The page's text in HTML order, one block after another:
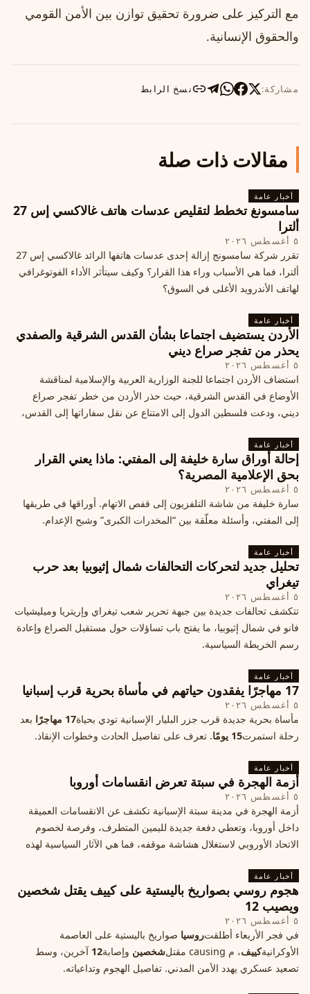
مع التركيز على ضرورة تحقيق توازن بين الأمن القومي
والحقوق الإنسانية.
مشاركة: نسخ الرابط
مقالات ذات صلة
أخبار عامة
سامسونغ تخطط لتقليص عدسات هاتف غالاكسي إس 27
ألترا
٥ أغسطس ٢٠٢٦
تقرر شركة سامسونج إزالة إحدى عدسات هاتفها الرائد غالاكسي إس 27
ألترا، فما هي الأسباب وراء هذا القرار؟ وكيف سيتأثر الأداء الفوتوغرافي
لهاتف الأندرويد الأغلى في السوق؟
أخبار عامة
الأردن يستضيف اجتماعا بشأن القدس الشرقية والصفدي
يحذر من تفجر صراع ديني
٥ أغسطس ٢٠٢٦
استضاف الأردن اجتماعا للجنة الوزارية العربية والإسلامية لمناقشة
الأوضاع في القدس الشرقية، حيث حذر الأردن من خطر تفجر صراع
ديني، ودعت فلسطين الدول إلى الامتناع عن نقل سفاراتها إلى القدس،
أخبار عامة
إحالة أوراق سارة خليفة إلى المفتي: ماذا يعني القرار
بحق الإعلامية المصرية؟
٥ أغسطس ٢٠٢٦
سارة خليفة من شاشة التلفزيون إلى قفص الاتهام. أوراقها في طريقها
إلى المفتي، وأسئلة معلّقة بين “المخدرات الكبرى” وشبح الإعدام.
أخبار عامة
تحليل جديد لتحركات التحالفات شمال إثيوبيا بعد حرب
تيغراي
٥ أغسطس ٢٠٢٦
تتكشف تحالفات جديدة بين جبهة تحرير شعب تيغراي وإريتريا وميليشيات
فانو في شمال إثيوبيا، ما يفتح باب تساؤلات حول مستقبل الصراع وإعادة
رسم الخريطة السياسية.
أخبار عامة
17 مهاجرًا يفقدون حياتهم في مأساة بحرية قرب إسبانيا
٥ أغسطس ٢٠٢٦
مأساة بحرية جديدة قرب جزر البليار الإسبانية تودي بحياة17 مهاجرًا
بعد
رحلة استمرت15 يومًا . تعرف على تفاصيل الحادث وخطوات الإنقاذ.
أخبار عامة
أزمة الهجرة في سبتة تعرض انقسامات أوروبا
٥ أغسطس ٢٠٢٦
أزمة الهجرة في مدينة سبتة الإسبانية تكشف عن الانقسامات العميقة
داخل أوروبا، وتعطي دفعة جديدة لليمين المتطرف، وفرصة لخصوم
الاتحاد الأوروبي لاستغلال هشاشة موقفه، فما هي الآثار السياسية لهذه
أخبار عامة
هجوم روسي بصواريخ باليستية على كييف يقتل شخصين
ويصيب 12
٥ أغسطس ٢٠٢٦
في فجر الأربعاء أطلقتروسيا صواريخ باليستية على العاصمة
الأوكرانيةكييف، م causing مقتل شخصين وإصابة12 آخرين، وسط
تصعيد عسكري يهدد الأمن المدني. تفاصيل الهجوم وتداعياته.